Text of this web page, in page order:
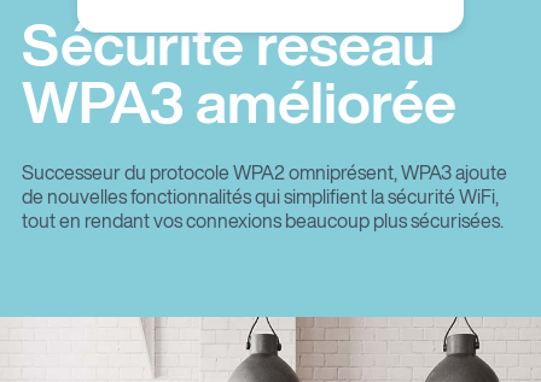
Sécurité réseau
WPA3 améliorée
Successeur du protocole WPA2 omniprésent, WPA3 ajoute
de nouvelles fonctionnalités qui simplifient la sécurité WiFi,
tout en rendant vos connexions beaucoup plus sécurisées.